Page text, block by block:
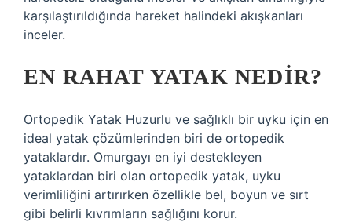
karşılaştırıldığında hareket halindeki akışkanları
inceler.
EN RAHAT YATAK NEDIR?
Ortopedik Yatak Huzurlu ve sağlıklı bir uyku için en
ideal yatak çözümlerinden biri de ortopedik
yataklardır. Omurgayı en iyi destekleyen
yataklardan biri olan ortopedik yatak, uyku
verimliliğini artırırken özellikle bel, boyun ve sırt
gibi belirli kıvrımların sağlığını korur.